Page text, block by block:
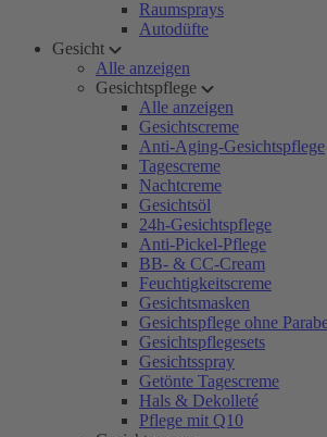
Raumsprays
Autodüfte
Gesicht
Alle anzeigen
Gesichtspflege
Alle anzeigen
Gesichtscreme
Anti-Aging-Gesichtspflege
Tagescreme
Nachtcreme
Gesichtsöl
24h-Gesichtspflege
Anti-Pickel-Pflege
BB- & CC-Cream
Feuchtigkeitscreme
Gesichtsmasken
Gesichtspflege ohne
Gesichtspflegesets
Gesichtsspray
Getönte Tagescreme
Hals & Dekolleté
Pflege mit Q10